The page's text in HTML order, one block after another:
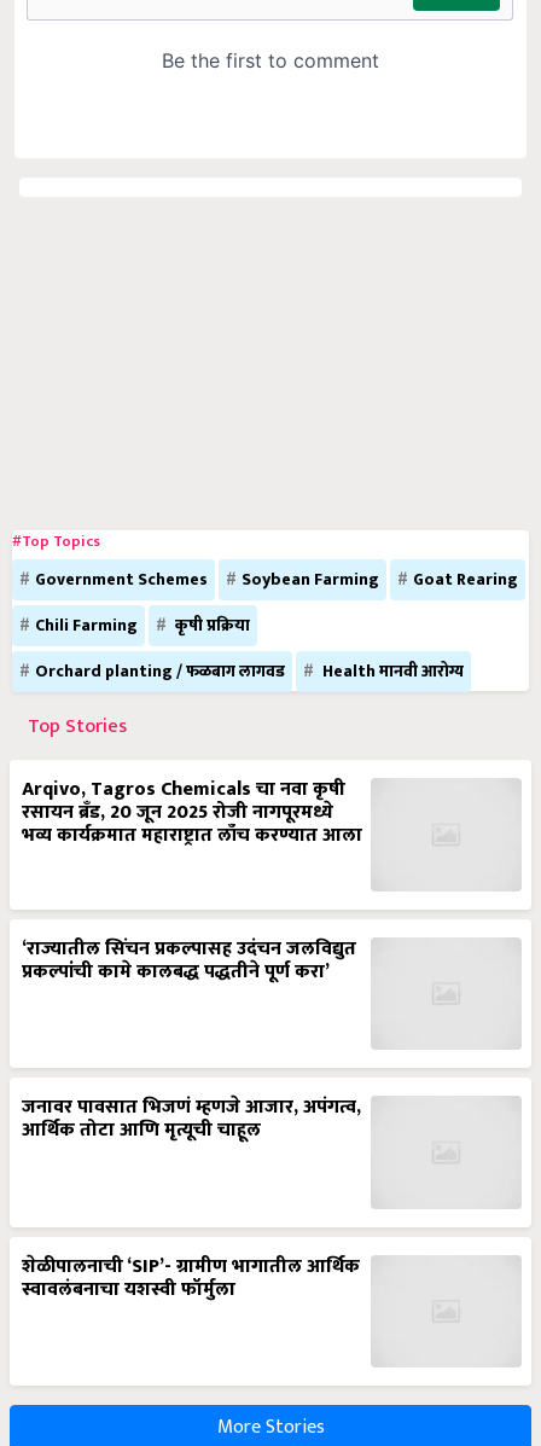
#Top Topics
Government Schemes Soybean Farming
Goat Rearing
Chili Farming
कृषी प्रक्रिया
Orchard planting / फळबाग लागवड
Health मानवी आरोग्य
Top Stories
Arqivo, Tagros Chemicals चा नवा कृषी
रसायन ब्रँड, 20 जून 2025 रोजी नागपूरमध्ये
भव्य कार्यक्रमात महाराष्ट्रात लाँच करण्यात आला
‘राज्यातील सिंचन प्रकल्पासह उदंचन जलविद्युत
प्रकल्पांची कामे कालबद्ध पद्धतीने पूर्ण करा’
जनावर पावसात भिजणं म्हणजे आजार, अपंगत्व,
आर्थिक तोटा आणि मृत्यूची चाहूल
शेळीपालनाची ‘SIP’- ग्रामीण भागातील आर्थिक
स्वावलंबनाचा यशस्वी फॉर्मुला
More Stories